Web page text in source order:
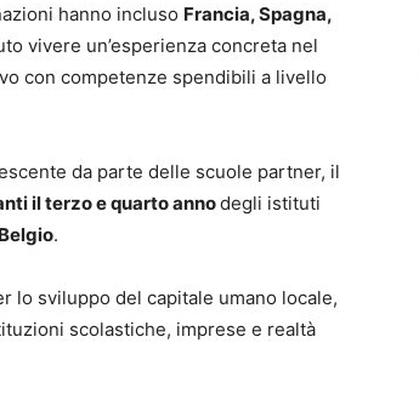
hanno incluso Francia, Spagna,
vivere un’esperienza concreta nel
con competenze spendibili a livello
da parte delle scuole partner, il
il terzo e quarto annodegli istituti
.
lo sviluppo del capitale umano locale,
scolastiche, imprese e realtà